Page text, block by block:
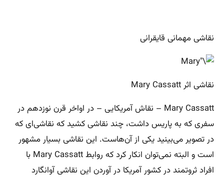
نقاشی مهمانی قایقرانی
نقاشی اثر Mary Cassatt
Mary Cassatt – نقاش آمریکایی – در اواخر قرن نوزدهم در
سفری که به پاریس داشت، چند نقاشی کشید که نقاشی‌ای که
در تصویر می‌بینید یکی از آن‌هاست. این نقاشی بسیار مشهور
است و البته نمی‌توان انکار کرد که روابط Mary Cassatt با
افراد ثروتمند در کشور آمریکا در آوردن این نقاشی آوانگارد